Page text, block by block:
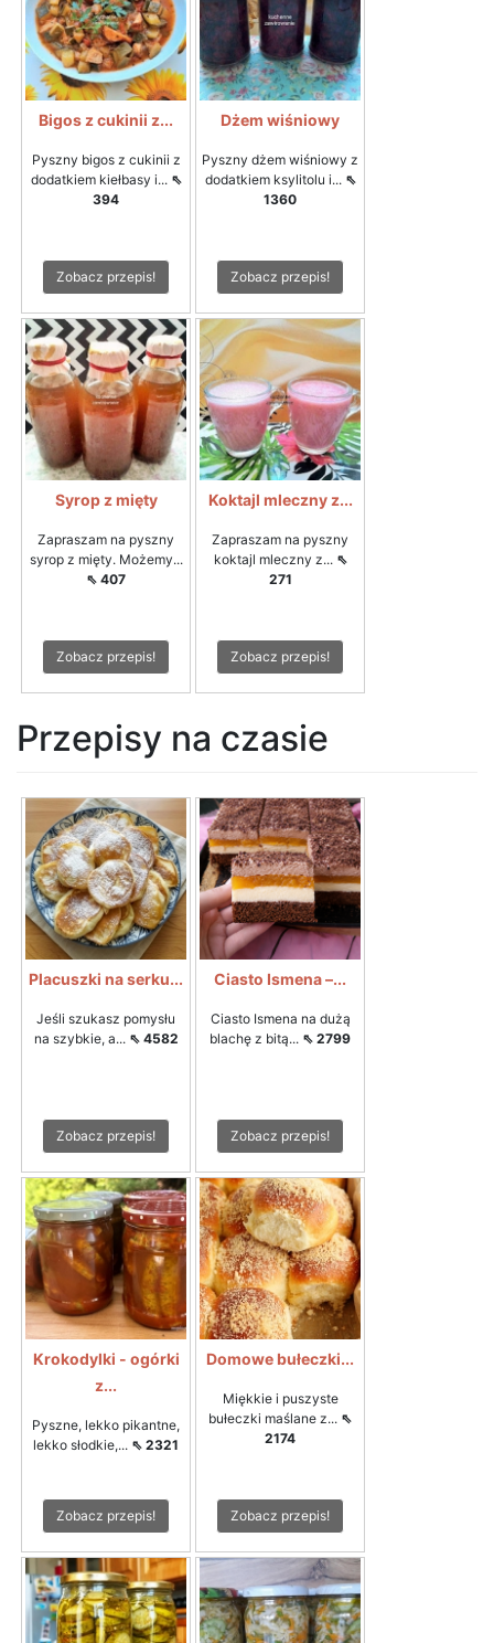
Bigos z cukinii z...
Pyszny bigos z cukinii z
dodatkiem kiełbasy i... ⇖
394
Zobacz przepis!
Dżem wiśniowy
Pyszny dżem wiśniowy z
dodatkiem ksylitolu i... ⇖
1360
Zobacz przepis!
Syrop z mięty
Zapraszam na pyszny
syrop z mięty. Możemy...
⇖ 407
Zobacz przepis!
Koktajl mleczny z...
Zapraszam na pyszny
koktajl mleczny z... ⇖
271
Zobacz przepis!
Przepisy na czasie
Placuszki na serku...
Jeśli szukasz pomysłu
na szybkie, a... ⇖ 4582
Zobacz przepis!
Ciasto Ismena –...
Ciasto Ismena na dużą
blachę z bitą... ⇖ 2799
Zobacz przepis!
Krokodylki - ogórki
z...
Pyszne, lekko pikantne,
lekko słodkie,... ⇖ 2321
Zobacz przepis!
Domowe bułeczki...
Miękkie i puszyste
bułeczki maślane z... ⇖
2174
Zobacz przepis!